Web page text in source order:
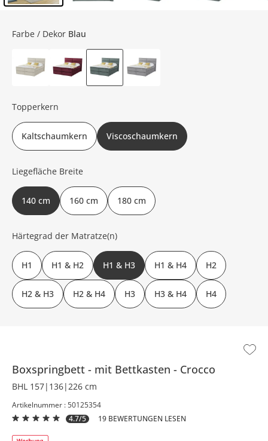
Boxspringbett mit Bettkasten Crocco
BHL 157|136|226 cm
Artikelnummer : 50125354
4.7/5
19 BEWERTUNGEN LESEN
Farbe / Dekor Blau
Topperkern
Kaltschaumkern Viscoschaumkern
Liegefläche Breite
140 cm 160 cm 180 cm
Härtegrad der Matratze(n)
H1 H1 & H2 H1 & H3 H1 & H4 H2
H2 & H3 H2 & H4 H3 H3 & H4 H4